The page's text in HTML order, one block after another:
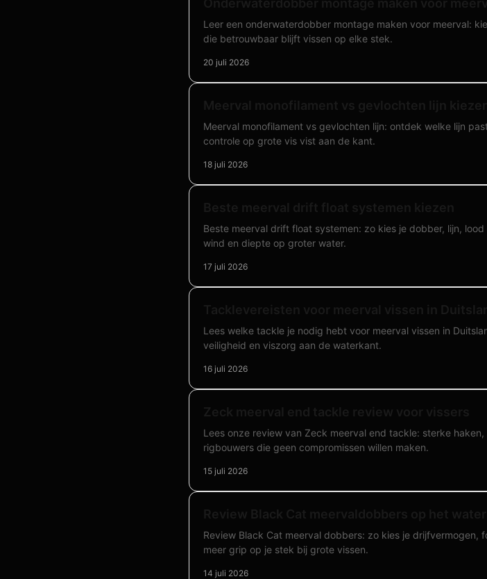
Leer een onderwaterdobber montage maken voor meerval:
die betrouwbaar blijft vissen op elke stek.
20 juli 2026
Meerval monofilament vs gevlochten lijn: ontdek welke lijn
controle op grote vis vist aan de kant.
18 juli 2026
Beste meerval drift float systemen: zo kies je dobber, lijn,
wind en diepte op groter water.
17 juli 2026
Lees welke tackle je nodig hebt voor meerval vissen in
veiligheid en viszorg aan de waterkant.
16 juli 2026
Lees onze review van Zeck meerval end tackle: sterke
rigbouwers die geen compromissen willen maken.
15 juli 2026
Review Black Cat meerval dobbers: zo kies je
meer grip op je stek bij grote vissen.
14 juli 2026